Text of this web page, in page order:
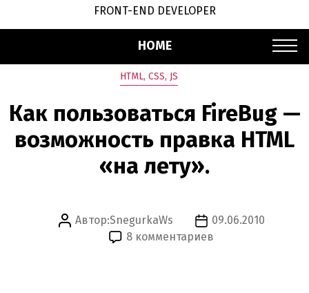
FRONT-END DEVELOPER
HOME
Рубрики
HTML, CSS, JS
Как пользоваться FireBug —
возможность правка HTML
«на лету».
Автор
Автор:SnegurkaWs
Дата
записи
09.06.2010
8 комментариев